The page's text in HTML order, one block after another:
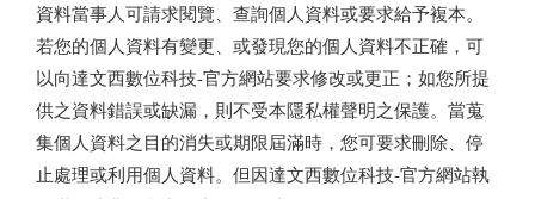
資料當事人可請求閱覽、查詢個人資料或要求給予複本。
若您的個人資料有變更、或發現您的個人資料不正確，可
以向達文西數位科技-官方網站要求修改或更正；如您所提
供之資料錯誤或缺漏，則不受本隱私權聲明之保護。當蒐
集個人資料之目的消失或期限屆滿時，您可要求刪除、停
止處理或利用個人資料。但因達文西數位科技-官方網站執